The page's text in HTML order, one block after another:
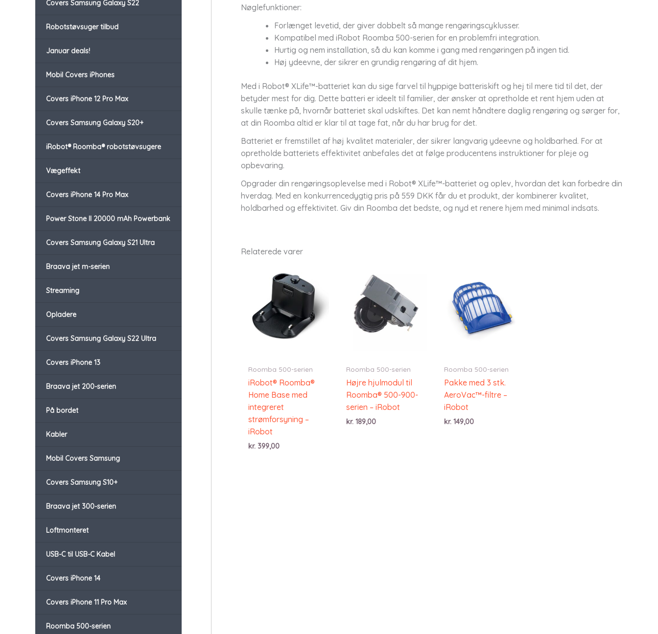
Covers Samsung Galaxy S22
Robotstøvsuger tilbud
Januar deals!
Mobil Covers iPhones
Covers iPhone 12 Pro Max
Covers Samsung Galaxy S20+
iRobot® Roomba® robotstøvsugere
Vægeffekt
Covers iPhone 14 Pro Max
Power Stone II 20000 mAh Powerbank
Covers Samsung Galaxy S21 Ultra
Braava jet m-serien
Streaming
Opladere
Covers Samsung Galaxy S22 Ultra
Covers iPhone 13
Braava jet 200-serien
På bordet
Kabler
Mobil Covers Samsung
Covers Samsung S10+
Braava jet 300-serien
Loftmonteret
USB-C til USB-C Kabel
Covers iPhone 14
Covers iPhone 11 Pro Max
Roomba 500-serien
Nøglefunktioner:
Forlænget levetid, der giver dobbelt så mange rengøringscyklusser.
Kompatibel med iRobot Roomba 500-serien for en problemfri integration.
Hurtig og nem installation, så du kan komme i gang med rengøringen på ingen tid.
Høj ydeevne, der sikrer en grundig rengøring af dit hjem.
Med i Robot® XLife™-batteriet kan du sige farvel til hyppige batteriskift og hej til mere tid til det, der
betyder mest for dig. Dette batteri er ideelt til familier, der ønsker at opretholde et rent hjem uden at
skulle tænke på, hvornår batteriet skal udskiftes. Det kan nemt håndtere daglig rengøring og sørger for,
at din Roomba altid er klar til at tage fat, når du har brug for det.
Batteriet er fremstillet af høj kvalitet materialer, der sikrer langvarig ydeevne og holdbarhed. For at
opretholde batteriets effektivitet anbefales det at følge producentens instruktioner for pleje og
opbevaring.
Opgrader din rengøringsoplevelse med i Robot® XLife™-batteriet og oplev, hvordan det kan forbedre din
hverdag. Med en konkurrencedygtig pris på 559 DKK får du et produkt, der kombinerer kvalitet,
holdbarhed og effektivitet. Giv din Roomba det bedste, og nyd et renere hjem med minimal indsats.
Relaterede varer
Roomba 500-serien
iRobot® Roomba®
Home Base med
integreret
strømforsyning –
iRobot
kr. 399,00
Roomba 500-serien
Højre hjulmodul til
Roomba® 500-900-
serien – iRobot
kr.189,00
Roomba 500-serien
Pakke med 3 stk.
AeroVac™-filtre –
iRobot
kr.149,00